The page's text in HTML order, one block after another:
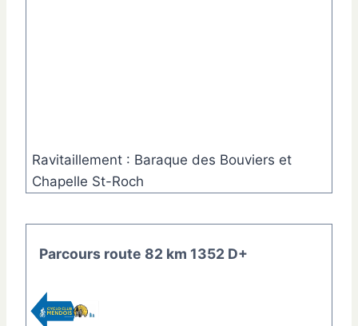
Ravitaillement : Baraque des Bouviers et
Chapelle St-Roch
Parcours route 82 km 1352 D+